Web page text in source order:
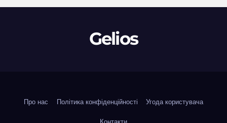
Gelios
Про нас Політика конфіденційності Угода користувача